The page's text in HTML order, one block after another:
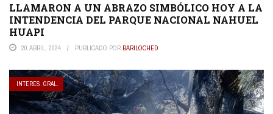
LLAMARON A UN ABRAZO SIMBÓLICO HOY A LA
INTENDENCIA DEL PARQUE NACIONAL NAHUEL
HUAPI
20 ABRIL, 2024 PUBLICADO POR BARILOCHED
INTERES. GRAL.